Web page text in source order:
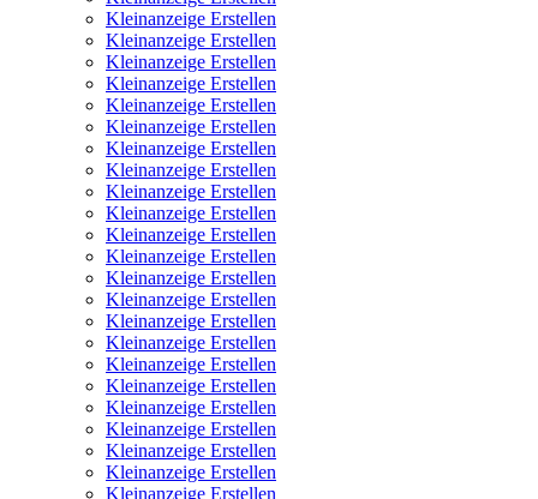
Kleinanzeige Erstellen
Kleinanzeige Erstellen
Kleinanzeige Erstellen
Kleinanzeige Erstellen
Kleinanzeige Erstellen
Kleinanzeige Erstellen
Kleinanzeige Erstellen
Kleinanzeige Erstellen
Kleinanzeige Erstellen
Kleinanzeige Erstellen
Kleinanzeige Erstellen
Kleinanzeige Erstellen
Kleinanzeige Erstellen
Kleinanzeige Erstellen
Kleinanzeige Erstellen
Kleinanzeige Erstellen
Kleinanzeige Erstellen
Kleinanzeige Erstellen
Kleinanzeige Erstellen
Kleinanzeige Erstellen
Kleinanzeige Erstellen
Kleinanzeige Erstellen
Kleinanzeige Erstellen